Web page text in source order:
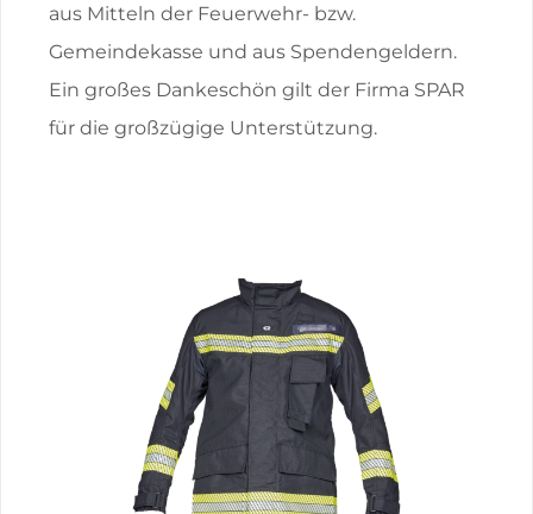
aus Mitteln der Feuerwehr- bzw.
Gemeindekasse und aus Spendengeldern.
Ein großes Dankeschön gilt der Firma SPAR
für die großzügige Unterstützung.